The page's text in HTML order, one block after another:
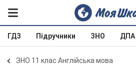
ГДЗ Підручники ЗНО ДПА
ЗНО 11 клас Англійська мова